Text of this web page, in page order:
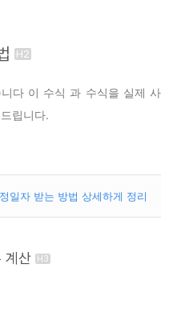
다 이 수식 과 수식을 실제 사
립니다.
일자 받는 방법 상세하게 정리
계산